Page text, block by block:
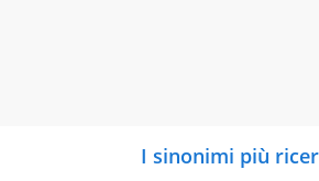
I sinonimi più